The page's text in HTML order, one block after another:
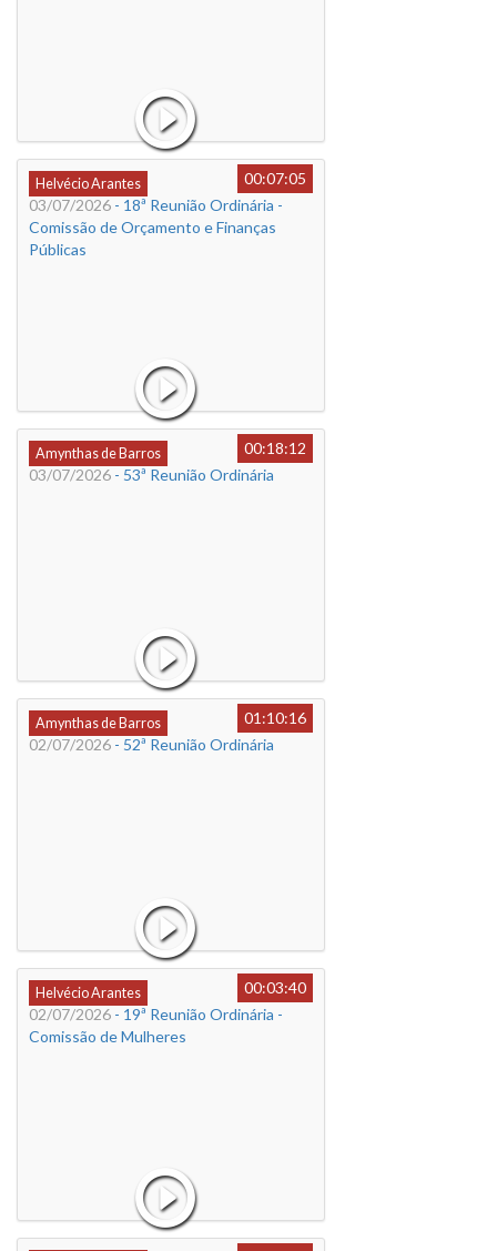
Helvécio Arantes
00:07:05
03/07/2026 - 18ª Reunião Ordinária -
Comissão de Orçamento e Finanças
Públicas
Amynthas de Barros
00:18:12
03/07/2026 - 53ª Reunião Ordinária
Amynthas de Barros
01:10:16
02/07/2026 - 52ª Reunião Ordinária
Helvécio Arantes
00:03:40
02/07/2026 - 19ª Reunião Ordinária -
Comissão de Mulheres